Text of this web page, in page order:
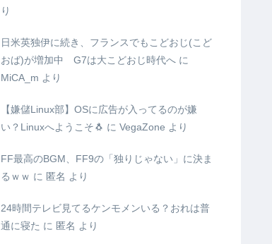
り
日米英独伊に続き、フランスでもこどおじ(こど
おば)が増加中 G7は大こどおじ時代へ に
MiCA_m より
【嫌儲Linux部】OSに広告が入ってるのが嫌
い？Linuxへようこそ🐧 に VegaZone より
FF最高のBGM、FF9の「独りじゃない」に決ま
るｗｗ に 匿名 より
24時間テレビ見てるケンモメンいる？おれは普
通に寝た に 匿名 より